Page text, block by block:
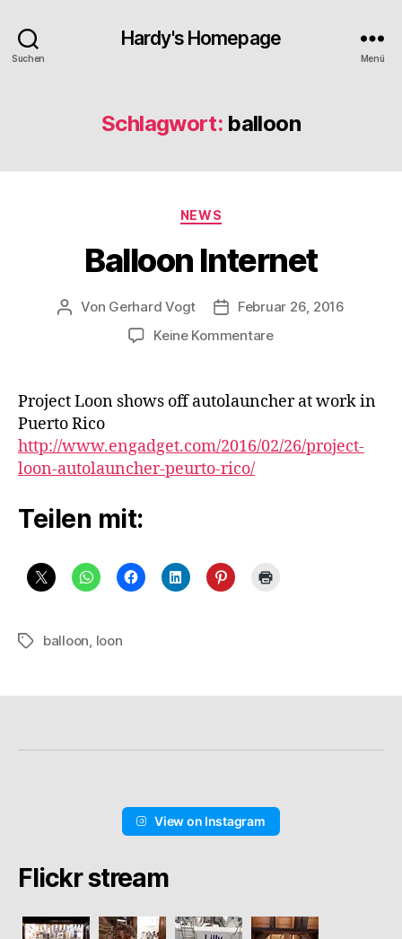
Suchen
Hardy's Homepage
Menü
Schlagwort: balloon
Kategorien
NEWS
Balloon Internet
Beitragsautor
Von Gerhard Vogt Veröffentlichungsdatum
Februar 26, 2016
Keine Kommentarezu
Project Loon shows off autolauncher at work in
Puerto Rico
http://www.engadget.com/2016/02/26/project-
loon-autolauncher-peurto-rico/
Teilen mit:
Schlagwörter
balloon, loon
View on Instagram
Flickr stream